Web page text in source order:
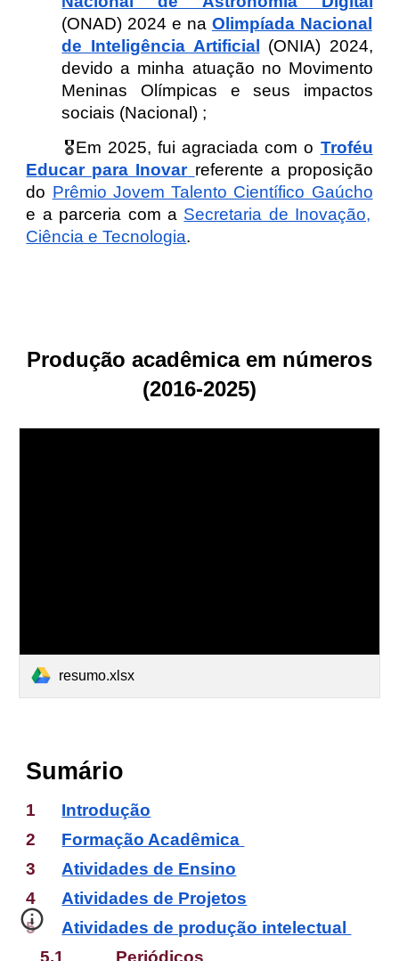
(ONAD) 2024 e na Olimpíada Nacional
de Inteligência Artificial
(ONIA) 2024,
devido a minha atuação no Movimento
Meninas Olímpicas e seus impactos
sociais (Nacional) ;
🎖️Em 2025, fui agraciada com o Troféu
Educar para Inovar referente a proposição
do Prêmio Jovem Talento Científico Gaúcho
e a parceria com a Secretaria de Inovação,
Ciência e Tecnologia.
Produção acadêmica em números
(2016-2025)
resumo.xlsx
Sumário
1
Introdução
2
Formação Acadêmica
3
Atividades de Ensino
4
Atividades de Projetos
5
Atividades de produção intelectual